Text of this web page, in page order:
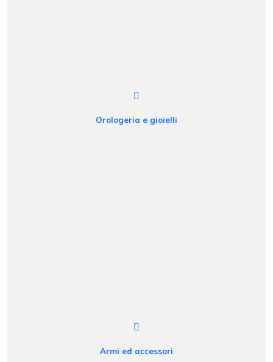
Orologeria e gioielli
Armi ed accessori